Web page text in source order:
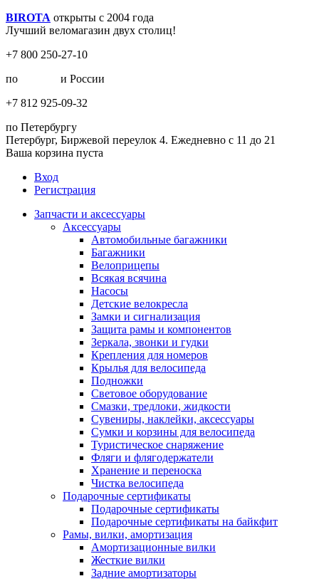
BIROTA открыты с 2004 года
Лучший веломагазин двух столиц!
+7 800 250-27-10
по
и России
+7 812 925-09-32
по Петербургу
Петербург, Биржевой переулок 4. Ежедневно с 11 до 21
Ваша корзина пуста
Вход
Регистрация
Запчасти и аксессуары
Аксессуары
Автомобильные багажники
Багажники
Велоприцепы
Всякая всячина
Насосы
Детские велокресла
Замки и сигнализация
Защита рамы и компонентов
Зеркала, звонки и гудки
Крепления для номеров
Крылья для велосипеда
Подножки
Световое оборудование
Смазки, тредлоки, жидкости
Сувениры, наклейки, аксессуары
Сумки и корзины для велосипеда
Туристическое снаряжение
Фляги и флягодержатели
Хранение и переноска
Чистка велосипеда
Подарочные сертификаты
Подарочные сертификаты
Подарочные сертификаты на байкфит
Рамы, вилки, амортизация
Амортизационные вилки
Жесткие вилки
Задние амортизаторы